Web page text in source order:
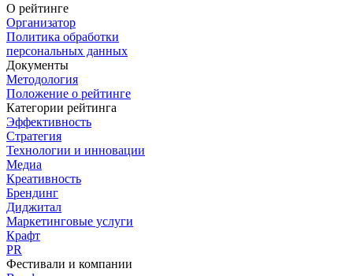
О рейтинге
Организатор
Политика обработки
персональных данных
Документы
Методология
Положение о рейтинге
Категории рейтинга
Эффективность
Стратегия
Технологии и инновации
Медиа
Креативность
Брендинг
Диджитал
Маркетинговые услуги
Крафт
PR
Фестивали и компании